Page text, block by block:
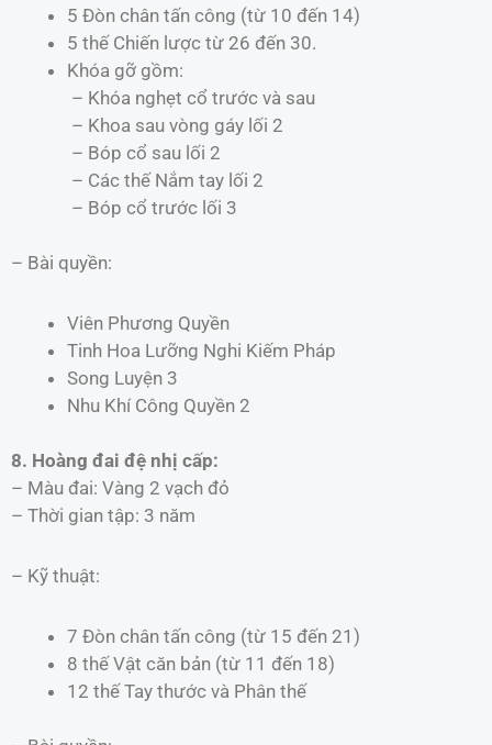
5 Đòn chân tấn công (từ 10 đến 14)
5 thế Chiến lược từ 26 đến 30.
Khóa gỡ gồm:
– Khóa nghẹt cổ trước và sau
– Khoa sau vòng gáy lối 2
– Bóp cổ sau lối 2
– Các thế Nắm tay lối 2
– Bóp cổ trước lối 3
– Bài quyền:
Viên Phương Quyền
Tinh Hoa Lưỡng Nghi Kiếm Pháp
Song Luyện 3
Nhu Khí Công Quyền 2
8. Hoàng đai đệ nhị cấp:
– Màu đai: Vàng 2 vạch đỏ
– Thời gian tập: 3 năm
– Kỹ thuật:
7 Đòn chân tấn công (từ 15 đến 21)
8 thế Vật căn bản (từ 11 đến 18)
12 thế Tay thước và Phân thế